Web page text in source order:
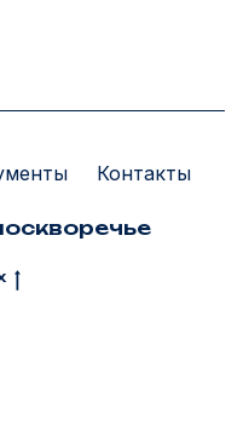
Контакты